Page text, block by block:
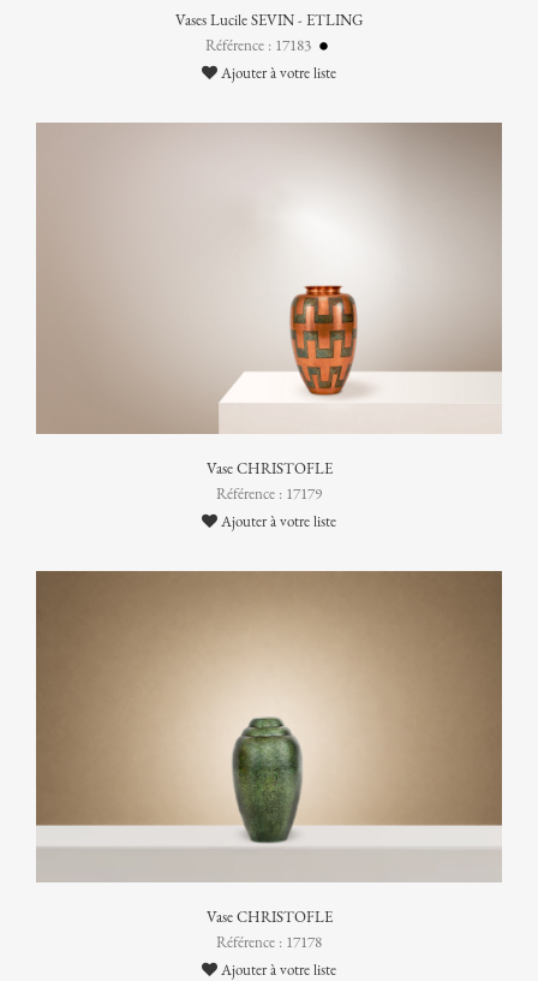
Vases Lucile SEVIN - ETLING
Référence : 17183
Ajouter à votre liste
Vase CHRISTOFLE
Référence : 17179
Ajouter à votre liste
Vase CHRISTOFLE
Référence : 17178
Ajouter à votre liste